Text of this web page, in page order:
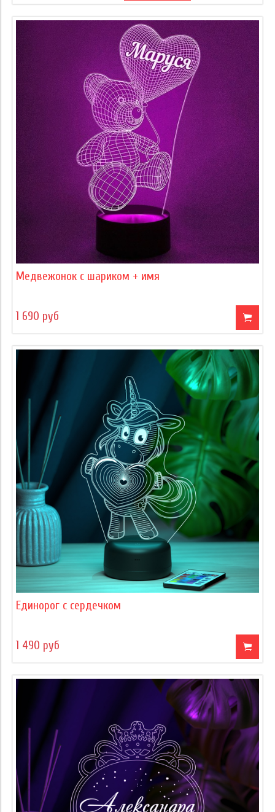
Медвежонок с шариком + имя
1 690 руб
Единорог с сердечком
1 490 руб